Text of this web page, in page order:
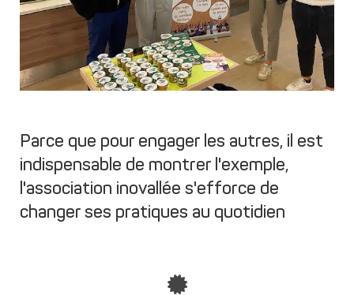
Parce que pour engager les autres, il est
indispensable de montrer l'exemple,
l'association inovallée s'efforce de
changer ses pratiques au quotidien